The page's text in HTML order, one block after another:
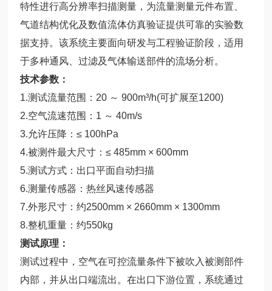
特性进行高分辨率扫描测量，为流量测量元件布置、
气道结构优化及数值流体仿真验证提供可靠的实验数
据支持。该系统主要面向研发与工程验证阶段，适用
于多种通风、过滤及气体输送部件的流场分析。
技术参数：
1.测试流量范围：20 ～ 900m³/h(可扩展至1200)
2.空气流速范围：1 ～ 40m/s
3.允许压降：≤ 100hPa
4.被测件最大尺寸：≤ 485mm × 600mm
5.测试方式：出口平面自动扫描
6.测量传感器：热丝风速传感器
7.外形尺寸：约2500mm × 2660mm × 1300mm
8.整机重量：约550kg
测试原理：
测试过程中，空气在可控流量条件下被吹入被测部件
内部，并从出口端流出。在出口下游位置，系统通过